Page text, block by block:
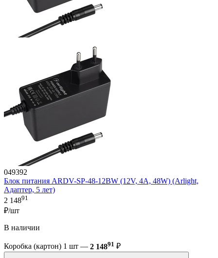
049392
Блок питания ARDV-SP-48-12BW (12V, 4A, 48W) (Arlight,
Адаптер, 5 лет)
2 14891
₽/шт
В наличии
Коробка (картон) 1 шт — 2 14891 ₽